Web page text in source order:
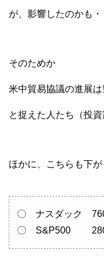
が、影響したのかも・
そのためか
米中貿易協議の進展は
と捉えた人たち（投
ほかに、こちらも下が
〇 ナスダック
〇 S&P500